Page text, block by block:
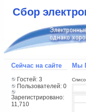
Сбор
Сейчас на сайте
Гостей: 3
Пользователей: 0
Зарегистрировано:
11,710
Мы